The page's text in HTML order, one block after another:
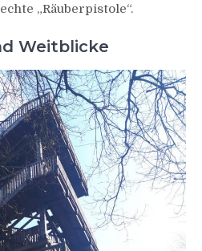
„Räuberpistole“.
Weitblicke